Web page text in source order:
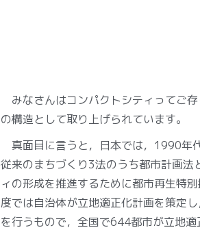
みなさんはコンパクトシティってご
の構造として取り上げられています。
真面目に言うと，日本では，1990年
従来のまちづくり3法のうち都市計画
ィの形成を推進するために都市再生特
度では自治体が立地適正化計画を策定
を行うもので，全国で644都市が立地